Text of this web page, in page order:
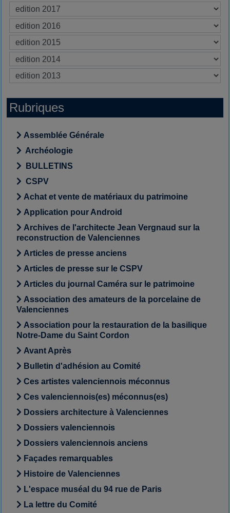
Rubriques
Assemblée Générale
Archéologie
BULLETINS
CSPV
Achat et vente de matériaux du patrimoine
Application pour Android
Archives de l'architecte Jean Vergnaud sur la
reconstruction de Valenciennes
Articles de presse anciens
Articles de presse sur le CSPV
Articles du journal Caméra sur le patrimoine
Association des amateurs de la porcelaine de
Valenciennes
Association pour la restauration de la basilique
Notre-Dame du Saint Cordon
Avant Après
Bulletin d'adhésion au Comité
Ces artistes valenciennois méconnus
Ces valenciennois(es) méconnus(es)
Dossiers architecture à Valenciennes
Dossiers valenciennois
Dossiers valenciennois anciens
Façades remarquables
Histoire de Valenciennes
L'espace muséal du 94 rue de Paris
La lettre du Comité